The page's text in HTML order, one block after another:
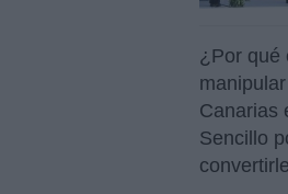
¿Por qué
Canarias
Sencillo